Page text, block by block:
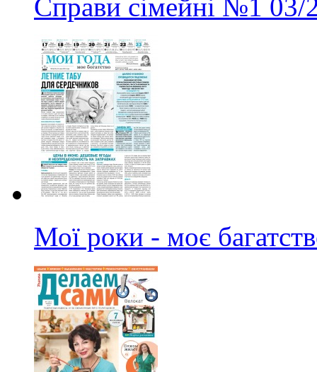
Справи сімейні №1 03/
Мої роки - моє